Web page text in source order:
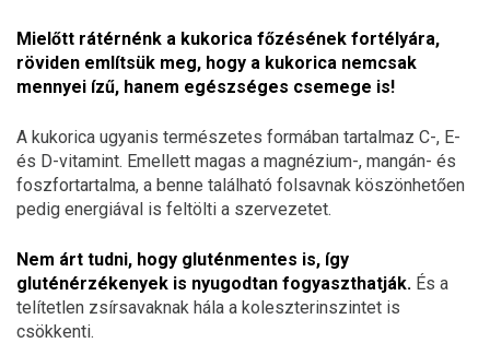
Mielőtt rátérnénk a kukorica főzésének fortélyára,
röviden említsük meg, hogy a kukorica nemcsak
mennyei ízű, hanem egészséges csemege is!
A kukorica ugyanis természetes formában tartalmaz C-, E-
és D-vitamint. Emellett magas a magnézium-, mangán- és
foszfortartalma, a benne található folsavnak köszönhetően
pedig energiával is feltölti a szervezetet.
Nem árt tudni, hogy gluténmentes is, így
gluténérzékenyek is nyugodtan fogyaszthatják. És a
telítetlen zsírsavaknak hála a koleszterinszintet is
csökkenti.